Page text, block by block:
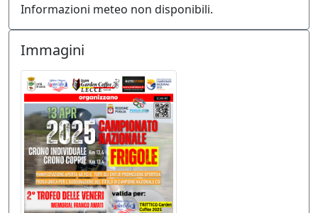
Informazioni meteo non disponibili.
Immagini